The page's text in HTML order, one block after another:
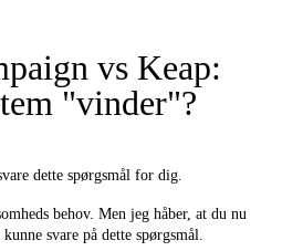
vs Keap:
"vinder"?
dette spørgsmål for dig.
behov. Men jeg håber, at du nu
svare på dette spørgsmål.